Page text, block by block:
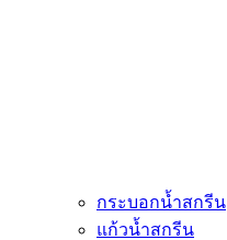
กระบอกน้ำสกรีน
แก้วน้ำสกรีน